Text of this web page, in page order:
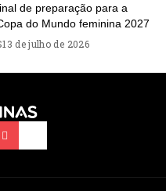
de preparação para a
do Mundo feminina 2027
13 de julho de 2026